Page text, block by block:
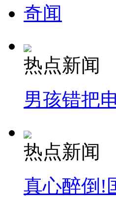
外交部：有关国家言论片
安徽一实载49人客车翻车
走！跟着总书记去植树
消防员救轻生者 花炮节热
奇闻
热点新闻
男孩错把
热点新闻
真心醉倒!